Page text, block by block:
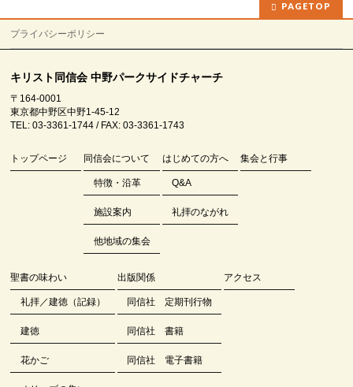
PAGETOP
プライバシーポリシー
キリスト同信会 中野パークサイドチャーチ
〒164-0001
東京都中野区中野1-45-12
TEL: 03-3361-1744 / FAX: 03-3361-1743
トップページ 同信会について
特徴・沿革
施設案内
他地域の集会
はじめての方へ
Q&A
礼拝のながれ
集会と行事
聖書の味わい
礼拝／建徳（記録）
建徳
花かご
出版関係
同信社 定期刊行物
同信社 書籍
同信社 電子書籍
アクセス